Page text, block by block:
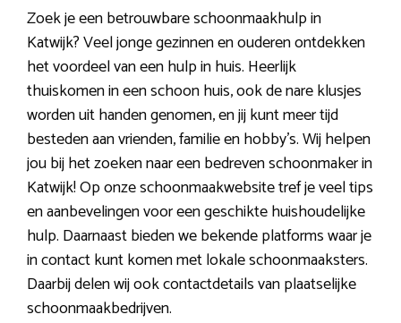
Zoek je een betrouwbare schoonmaakhulp in
Katwijk? Veel jonge gezinnen en ouderen ontdekken
het voordeel van een hulp in huis. Heerlijk
thuiskomen in een schoon huis, ook de nare klusjes
worden uit handen genomen, en jij kunt meer tijd
besteden aan vrienden, familie en hobby’s. Wij helpen
jou bij het zoeken naar een bedreven schoonmaker in
Katwijk! Op onze schoonmaakwebsite tref je veel tips
en aanbevelingen voor een geschikte huishoudelijke
hulp. Daarnaast bieden we bekende platforms waar je
in contact kunt komen met lokale schoonmaaksters.
Daarbij delen wij ook contactdetails van plaatselijke
schoonmaakbedrijven.